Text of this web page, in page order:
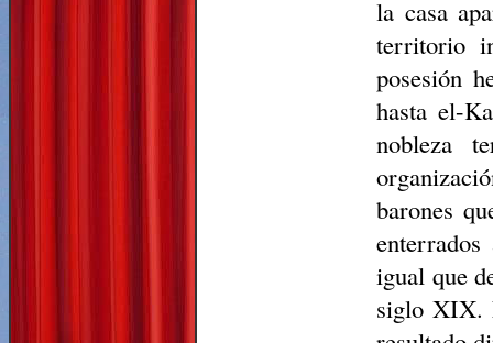
la casa
territorio
posesión
hasta el-
nobleza
barones
igual que
siglo XIX.